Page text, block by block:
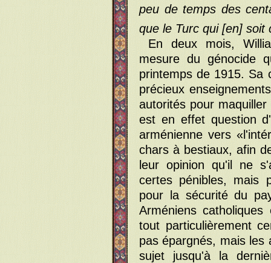
peu de temps des
que le Turc qui [en] soit
En deux mois,
mesure du génocide
printemps de 1915. Sa
précieux
autorités pour
est en effet question
arménienne vers
chars à bestiaux, afin
leur opinion qu'il ne
certes pénibles, mais
pour la sécurité du
Arméniens
tout particulièrement
pas épargnés, mais les
sujet jusqu'à la